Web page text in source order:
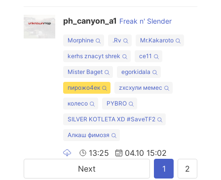
ph_canyon_a1 Freak n' Slender
Morphine .Rv Mr.Kakaroto
kerhs znacyt shrek ce11
Mister Baget egorkidala
пирожо4ек zxcхули мемес
колесо PYBRO
SILVER KOTLETA XD #SaveTF2
Алкаш фимозя
13:25
04.10 15:02
Next
1 2